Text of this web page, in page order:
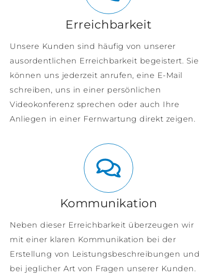
Erreichbarkeit
Unsere Kunden sind häufig von unserer
ausordentlichen Erreichbarkeit begeistert. Sie
können uns jederzeit anrufen, eine E-Mail
schreiben, uns in einer persönlichen
Videokonferenz sprechen oder auch Ihre
Anliegen in einer Fernwartung direkt zeigen.
Kommunikation
Neben dieser Erreichbarkeit überzeugen wir
mit einer klaren Kommunikation bei der
Erstellung von Leistungsbeschreibungen und
bei jeglicher Art von Fragen unserer Kunden.